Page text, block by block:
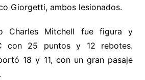
Giorgetti, ambos lesionados.
Charles Mitchell fue figura y
con 25 puntos y 12 rebotes.
18 y 11, con un gran pasaje